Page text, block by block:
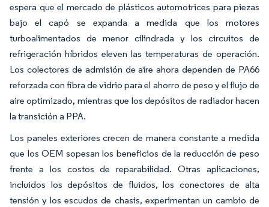
espera que el mercado de plásticos automotrices para piezas
bajo el capó se expanda a medida que los motores
turboalimentados de menor cilindrada y los circuitos de
refrigeración híbridos eleven las temperaturas de operación.
Los colectores de admisión de aire ahora dependen de PA66
reforzada con fibra de vidrio para el ahorro de peso y el flujo de
aire optimizado, mientras que los depósitos de radiador hacen
la transición a PPA.
Los paneles exteriores crecen de manera constante a medida
que los OEM sopesan los beneficios de la reducción de peso
frente a los costos de reparabilidad. Otras aplicaciones,
incluidos los depósitos de fluidos, los conectores de alta
tensión y los escudos de chasis, experimentan un cambio de